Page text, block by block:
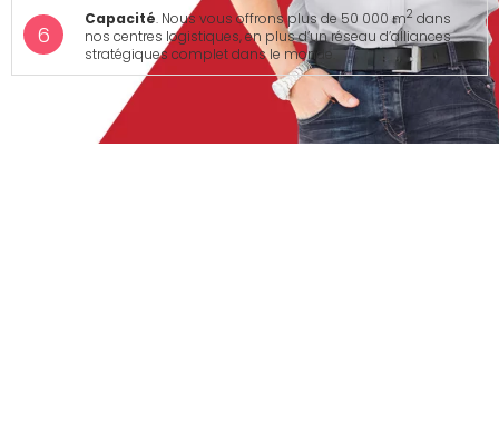
Capacité. Nous vous offrons plus de 50 000 m2 dans
nos centres logistiques, en plus d’un réseau d’alliances
stratégiques complet dans le monde.